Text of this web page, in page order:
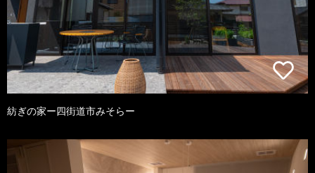
紡ぎの家ー四街道市みそらー